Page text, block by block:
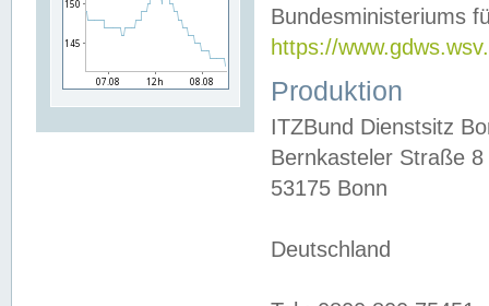
Bundesministeriums
https://
Produktion
ITZBund Dienstsitz
Bernkasteler Straße 8
53175 Bonn
Deutschland